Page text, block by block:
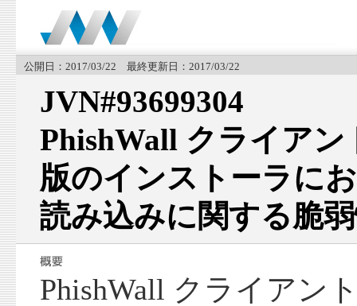
公開日：2017/03/22 最終更新日：2017/03/22
JVN#93699304
PhishWall クライア
版のインストーラに
読み込みに関する脆
PhishWall クライアン